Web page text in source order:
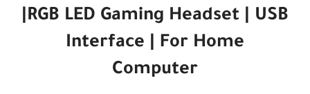
|RGB LED Gaming Headset | USB
Interface | For Home
Computer